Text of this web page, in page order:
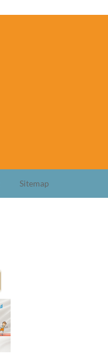
Sitemap